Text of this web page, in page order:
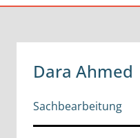
Dara Ahmed
Sachbearbeitung